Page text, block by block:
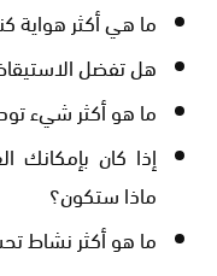
ما هي أكثر
هل تفضل
ما هو أكثر شيء
إذا كان بإمكانك
ماذا ستكون؟
ما هو أكثر نشاط